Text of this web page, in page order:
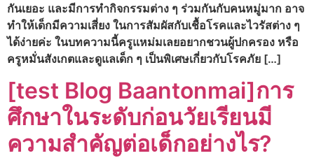
กันเยอะ และมีการทำกิจกรรมต่าง ๆ ร่วมกันกับคนหมู่มาก อาจ
ทำให้เด็กมีความเสี่ยง ในการสัมผัสกับเชื้อโรคและไวรัสต่าง ๆ
ได้ง่ายค่ะ ในบทความนี้ครูแหม่มเลยอยากชวนผู้ปกครอง หรือ
ครูหมั่นสังเกตและดูแลเด็ก ๆ เป็นพิเศษเกี่ยวกับโรคภัย […]
[test Blog Baantonmai]การ
ศึกษาในระดับก่อนวัยเรียนมี
ความสำคัญต่อเด็กอย่างไร?